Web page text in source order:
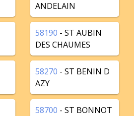
ANDELAIN
58190 - ST AUBIN
DES CHAUMES
58270 - ST BENIN D
AZY
58700 - ST BONNOT